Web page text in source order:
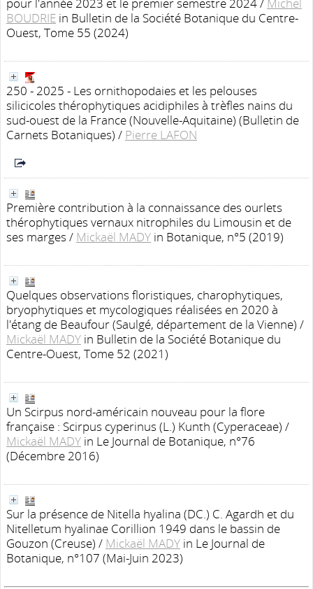
BOUDRIE in Bulletin de la Société Botanique du Centre-
Ouest, Tome 55 (2024)
250 - 2025 - Les ornithopodaies et les pelouses
silicicoles thérophytiques acidiphiles à trèfles nains du
sud-ouest de la France (Nouvelle-Aquitaine) (Bulletin de
Carnets Botaniques) / Pierre LAFON
Première contribution à la connaissance des ourlets
thérophytiques vernaux nitrophiles du Limousin et de
ses marges / Mickaël MADY in Botanique, n°5 (2019)
Quelques observations floristiques, charophytiques,
bryophytiques et mycologiques réalisées en 2020 à
l'étang de Beaufour (Saulgé, département de la Vienne) /
Mickaël MADY in Bulletin de la Société Botanique du
Centre-Ouest, Tome 52 (2021)
Un Scirpus nord-américain nouveau pour la flore
française : Scirpus cyperinus (L.) Kunth (Cyperaceae) /
Mickaël MADY in Le Journal de Botanique, n°76
(Décembre 2016)
Sur la présence de Nitella hyalina (DC.) C. Agardh et du
Nitelletum hyalinae Corillion 1949 dans le bassin de
Gouzon (Creuse) / Mickaël MADY in Le Journal de
Botanique, n°107 (Mai-Juin 2023)